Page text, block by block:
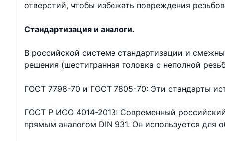
отверстий, чтобы избежать повреждения
Стандартизация и аналоги.
В российской системе стандартизации и
решения (шестигранная головка с неполной
ГОСТ 7798-70 и ГОСТ 7805-70: Эти стандарты
ГОСТ Р ИСО 4014-2013: Современный
прямым аналогом DIN 931. Он используется для